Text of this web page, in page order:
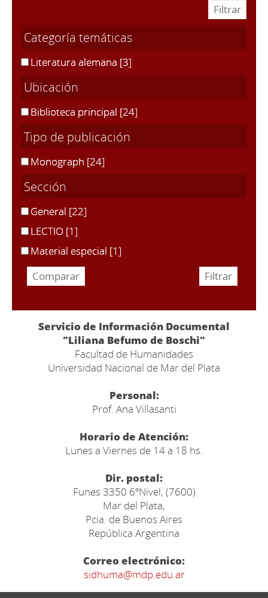
Categoría temáticas
Literatura alemana [3]
Ubicación
Biblioteca principal [24]
Tipo de publicación
Monograph [24]
Sección
General [22]
LECTIO [1]
Material especial [1]
Servicio de Información Documental
"Liliana Befumo de Boschi"
Facultad de Humanidades
Universidad Nacional de Mar del Plata
Personal:
Prof. Ana Villasanti
Horario de Atención:
Lunes a Viernes de 14 a 18 hs.
Dir. postal:
Funes 3350 6ºNivel, (7600)
Mar del Plata,
Pcia. de Buenos Aires
República Argentina
Correo electrónico:
sidhuma@mdp.edu.ar